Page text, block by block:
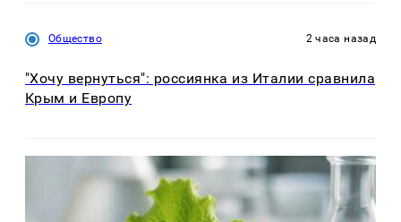
Общество 2 часа назад
"Хочу вернуться": россиянка из Италии сравнила
Крым и Европу